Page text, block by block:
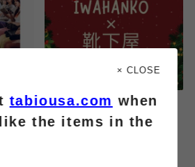
タイツ
2025.12.03
iwahanko.×靴下屋コラボ🌟12月
× CLOSE
tabiousa.com when
the items in the